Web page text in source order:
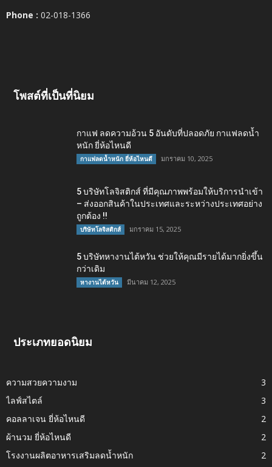
Phone : 02-018-1366
โพสต์ที่เป็นที่นิยม
กาแฟ ลดความอ้วน 5 อันดับที่ปลอดภัย กาแฟลดน้ำ
หนัก ยี่ห้อไหนดี
กาแฟลดน้ำหนัก ยี่ห้อไหนดี มกราคม 10, 2025
5 บริษัทโลจิสติกส์ ที่มีคุณภาพพร้อมให้บริการนำเข้า
– ส่งออกสินค้าในประเทศและระหว่างประเทศอย่าง
ถูกต้อง !!
บริษัทโลจิสติกส์ มกราคม 15, 2025
5 บริษัทหางานไต้หวัน ช่วยให้คุณมีรายได้มากยิ่งขึ้น
กว่าเดิม
หางานไต้หวัน มีนาคม 12, 2025
ประเภทยอดนิยม
ความสวยความงาม
3
ไลฟ์สไตล์
3
คอลลาเจน ยี่ห้อไหนดี
2
ผ้านวม ยี่ห้อไหนดี
2
โรงงานผลิตอาหารเสริมลดน้ำหนัก
2